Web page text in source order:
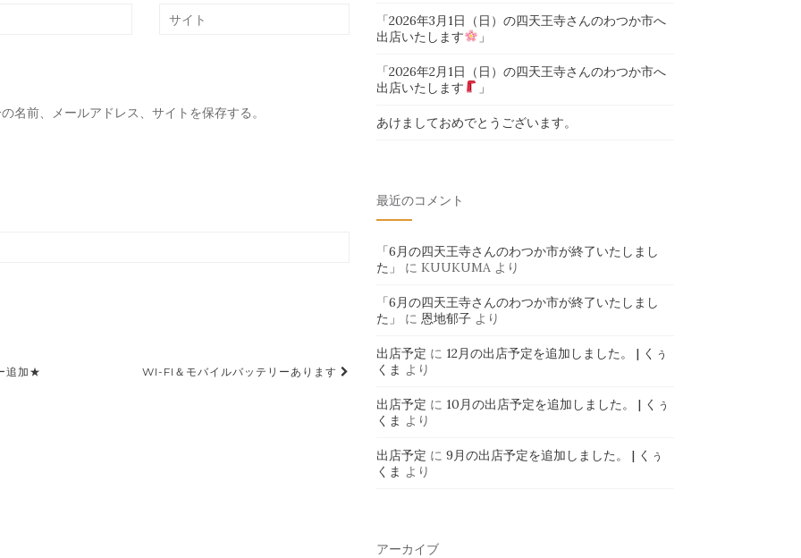
名前、メールアドレス、サイトを保存する。
追加★ WI-FI＆モバイルバッテリーあります
「2026年3月1日（日）の四天王寺さんのわつか市へ
出店いたします
」
「2026年2月1日（日）の四天王寺さんのわつか市へ
出店いたします
」
あけましておめでとうございます。
最近のコメント
「6月の四天王寺さんのわつか市が終了いたしまし
た」
に KUUKUMAより
「6月の四天王寺さんのわつか市が終了いたしまし
た」
に 恩地郁子より
出店予定 に 12月の出店予定を追加しました。 | くぅ
くま より
出店予定 に 10月の出店予定を追加しました。 | くぅ
くま より
出店予定 に 9月の出店予定を追加しました。 | くぅ
くま より
アーカイブ